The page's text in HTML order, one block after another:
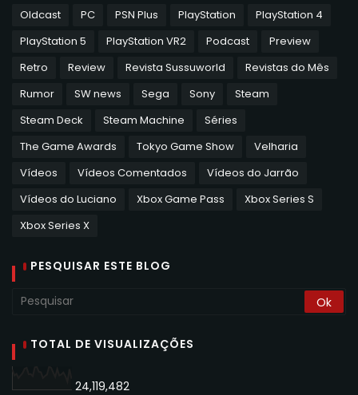
Oldcast
PC PSN Plus PlayStation
PlayStation 4
PlayStation 5
PlayStation VR2 Podcast
Preview
Retro
Review Revista Sussuworld
Revistas do Mês
Rumor
SW news Sega Sony
Steam
Steam Deck
Steam Machine
Séries
The Game Awards
Tokyo Game Show
Velharia
Vídeos
Vídeos Comentados
Vídeos do Jarrão
Vídeos do Luciano
Xbox Game Pass
Xbox Series S
Xbox Series X
PESQUISAR ESTE BLOG
TOTAL DE VISUALIZAÇÕES
24,119,482